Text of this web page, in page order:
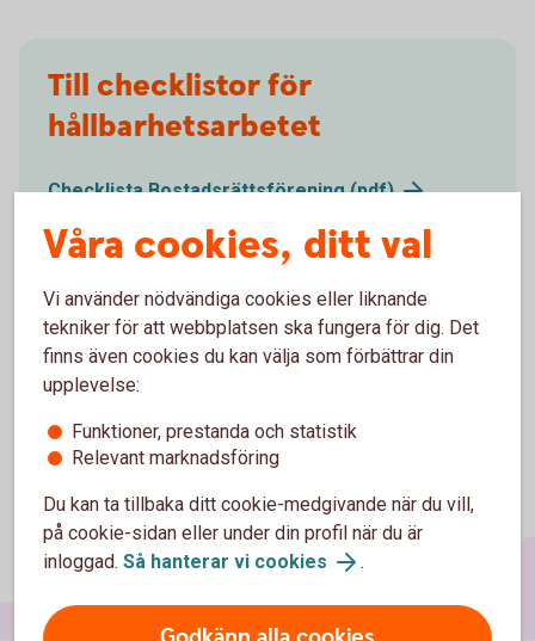
Till checklistor för
hållbarhetsarbetet
Checklista Bostadsrättsförening (pdf)
Checklista Fastighetsbolag (pdf)
Våra cookies, ditt val
Vi använder nödvändiga cookies eller liknande
tekniker för att webbplatsen ska fungera för dig. Det
finns även cookies du kan välja som förbättrar din
upplevelse:
Funktioner, prestanda och statistik
Relevant marknadsföring
Du kan ta tillbaka ditt cookie-medgivande när du vill,
på cookie-sidan eller under din profil när du är
inloggad. Så hanterar vi cookies .